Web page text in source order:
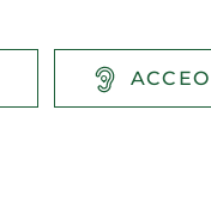
ACCEO